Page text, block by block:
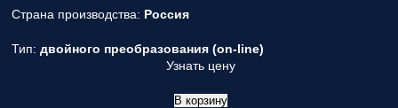
Страна производства: Россия
Тип: двойного преобразования (on-line)
Узнать цену
В корзину